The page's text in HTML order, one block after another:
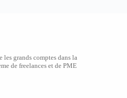
grands comptes dans la
de freelances et de PME